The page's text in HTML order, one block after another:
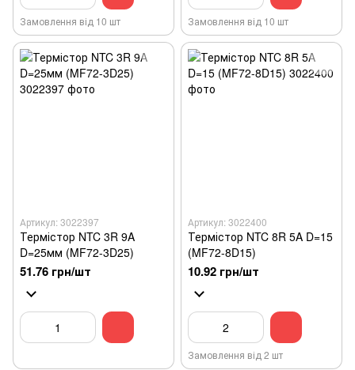
Замовлення від 10 шт Замовлення від 10 шт
Артикул: 3022397
Термістор NTC 3R 9A
D=25мм (MF72-3D25)
51.76 грн/шт
Артикул: 3022400
Термістор NTC 8R 5A D=15
(MF72-8D15)
10.92 грн/шт
Замовлення від 2 шт